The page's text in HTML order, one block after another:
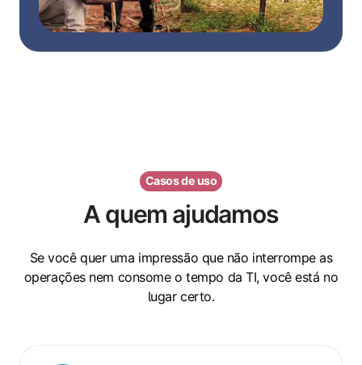
Casos de uso
A quem ajudamos
Se você quer uma impressão que não interrompe as
operações nem consome o tempo da TI, você está no
lugar certo.